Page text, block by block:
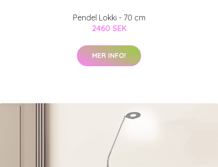
Pendel Lokki - 70 cm
2460 SEK
MER INFO!